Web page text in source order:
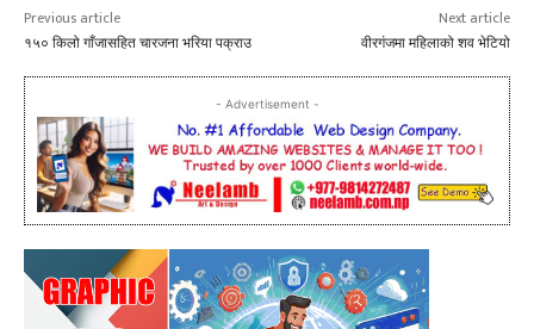
Previous article
१५० किलो गाँजासहित चारजना भरिया पक्राउ
Next article
वीरगंजमा महिलाको शव भेटियो
- Advertisement -